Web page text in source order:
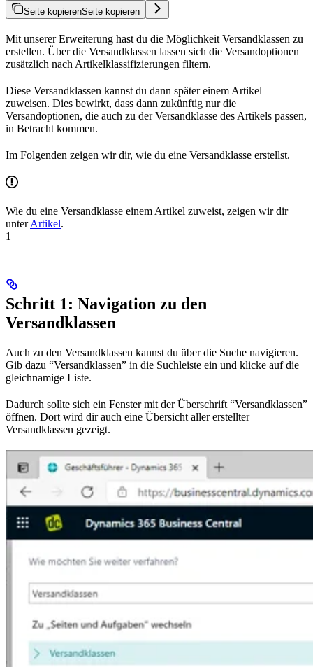
Seite kopierenSeite kopieren
Mit unserer Erweiterung hast du die Möglichkeit Versandklassen zu
erstellen. Über die Versandklassen lassen sich die Versandoptionen
zusätzlich nach Artikelklassifizierungen filtern.
Diese Versandklassen kannst du dann später einem Artikel
zuweisen. Dies bewirkt, dass dann zukünftig nur die
Versandoptionen, die auch zu der Versandklasse des Artikels passen,
in Betracht kommen.
Im Folgenden zeigen wir dir, wie du eine Versandklasse erstellst.
Wie du eine Versandklasse einem Artikel zuweist, zeigen wir dir
unterArtikel.
1
Schritt 1: Navigation zu den
Versandklassen
Auch zu den Versandklassen kannst du über die Suche navigieren.
Gib dazu “Versandklassen” in die Suchleiste ein und klicke auf die
gleichnamige Liste.
Dadurch sollte sich ein Fenster mit der Überschrift “Versandklassen”
öffnen. Dort wird dir auch eine Übersicht aller erstellter
Versandklassen gezeigt.